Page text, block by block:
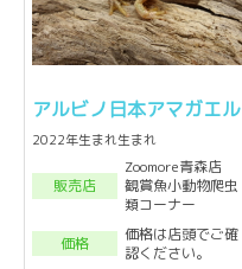
アルビノ日本アマガエル
2022年生まれ生まれ
販売店
Zoomore青森店
観賞魚小動物爬虫
類コーナー
価格
価格は店頭でご確
認ください。